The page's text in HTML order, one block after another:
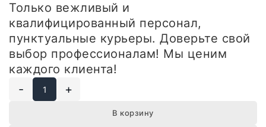
Только вежливый и
квалифицированный персонал,
пунктуальные курьеры. Доверьте свой
выбор профессионалам! Мы ценим
каждого клиента!
-
+
В корзину